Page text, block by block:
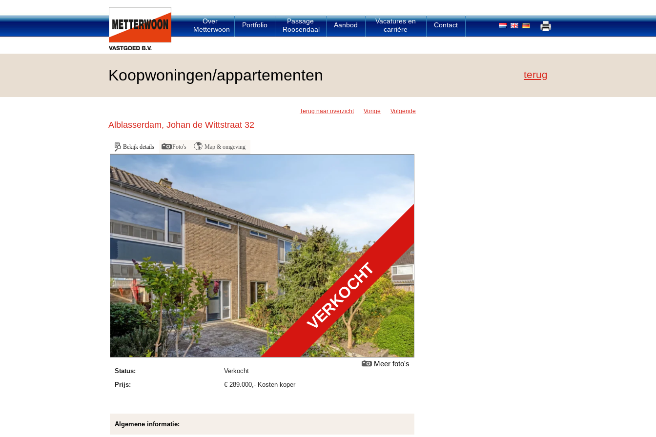
Over
Metterwoon
Portfolio
Passage
Roosendaal
Aanbod
Vacatures en
carrière
Contact
Koopwoningen/appartementen terug
Terug naar overzicht Vorige Volgende
Alblasserdam, Johan de Wittstraat 32
Bekijk details Foto's Map & omgeving
VERKOCHT
Meer foto's
Status:
verkocht
Prijs:
€ 289.000 ,- Kosten koper
Algemene informatie: